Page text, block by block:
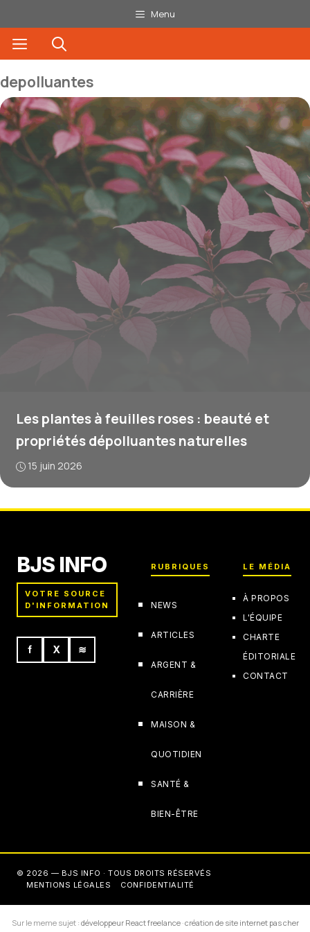
au
contenu
Menu
Menu
depolluantes
Les plantes à feuilles roses : beauté et
propriétés dépolluantes naturelles
15 juin 2026
BJS INFO
VOTRE SOURCE
D'INFORMATION
f X ≋
RUBRIQUES
NEWS
ARTICLES
ARGENT &
CARRIÈRE
MAISON &
QUOTIDIEN
SANTÉ &
BIEN-ÊTRE
LE MÉDIA
À PROPOS
L'ÉQUIPE
CHARTE
ÉDITORIALE
CONTACT
© 2026 — BJS INFO · TOUS DROITS RÉSERVÉS
MENTIONS LÉGALES
CONFIDENTIALITÉ
Sur le meme sujet : développeur React freelance·création de site internet pas cher